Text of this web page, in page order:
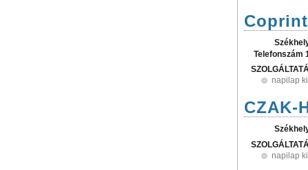
Telefonszám
napilap
CZAK-
napilap